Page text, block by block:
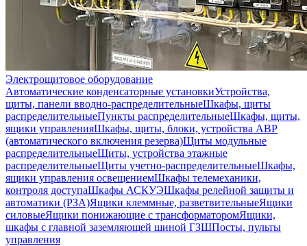
Электрощитовое оборудование
Автоматические конденсаторные установкиУстройства,
щиты, панели вводно-распределительныеШкафы, щиты
распределительныеПункты распределительныеШкафы, щиты,
ящики управленияШкафы, щиты, блоки, устройства АВР
(автоматического включения резерва)Щиты модульные
распределительныеЩиты, устройства этажные
распределительныеЩиты учетно-распределительныеШкафы,
ящики управления освещениемШкафы телемеханики,
контроля доступаШкафы АСКУЭШкафы релейной защиты и
автоматики (РЗА)Ящики клеммные, разветвительныеЯщики
силовыеЯщики понижающие с трансформаторомЯщики,
шкафы с главной заземляющей шиной ГЗШПосты, пульты
управления